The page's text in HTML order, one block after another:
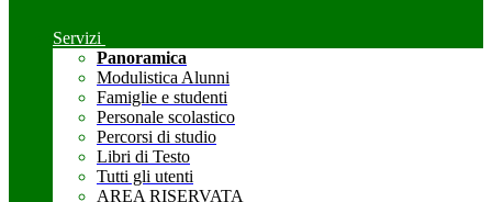
Servizi
Panoramica
Modulistica Alunni
Famiglie e studenti
Personale scolastico
Percorsi di studio
Libri di Testo
Tutti gli utenti
AREA RISERVATA